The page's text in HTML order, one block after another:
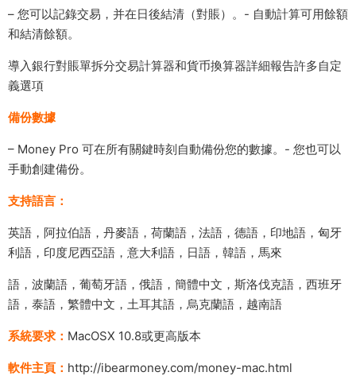
– 您可以記錄交易，并在日後結清（對賬）。- 自動計算可用餘額
和結清餘額。
導入銀行對賬單拆分交易計算器和貨币換算器詳細報告許多自定
義選項
備份數據
– Money Pro 可在所有關鍵時刻自動備份您的數據。- 您也可以
手動創建備份。
支持語言：
英語，阿拉伯語，丹麥語，荷蘭語，法語，德語，印地語，匈牙
利語，印度尼西亞語，意大利語，日語，韓語，馬來
語，波蘭語，葡萄牙語，俄語，簡體中文，斯洛伐克語，西班牙
語，泰語，繁體中文，土耳其語，烏克蘭語，越南語
系統要求： MacOSX 10.8或更高版本
軟件主頁： http://ibearmoney.com/money-mac.html